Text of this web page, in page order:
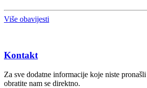
Više obavijesti
Kontakt
Za sve dodatne informacije koje niste
obratite nam se direktno.